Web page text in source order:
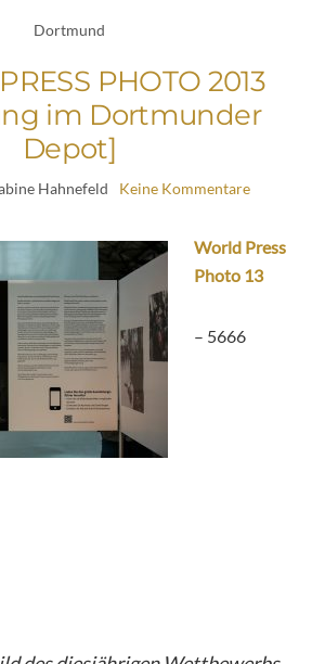
Dortmund
PHOTO 2013
im Dortmunder
Depot]
Hahnefeld Keine Kommentare
World Press
Photo 13
– 5666